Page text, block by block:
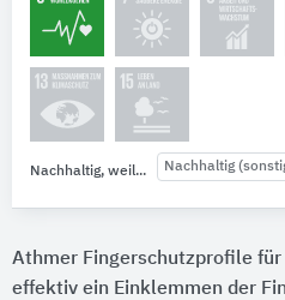
Nachhaltig, weil... Nachhaltig
Athmer Fingerschutzprofile
effektiv ein Einklemmen der